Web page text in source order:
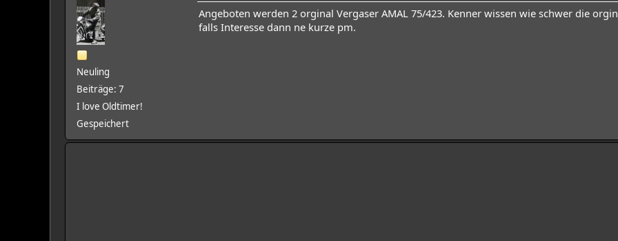
Neuling
Beiträge: 7
I love Oldtimer!
Gespeichert
Angeboten werden 2 orginal Vergaser AMAL 75/423. Kenner wissen wie schwer die
falls Interesse dann ne kurze pm.